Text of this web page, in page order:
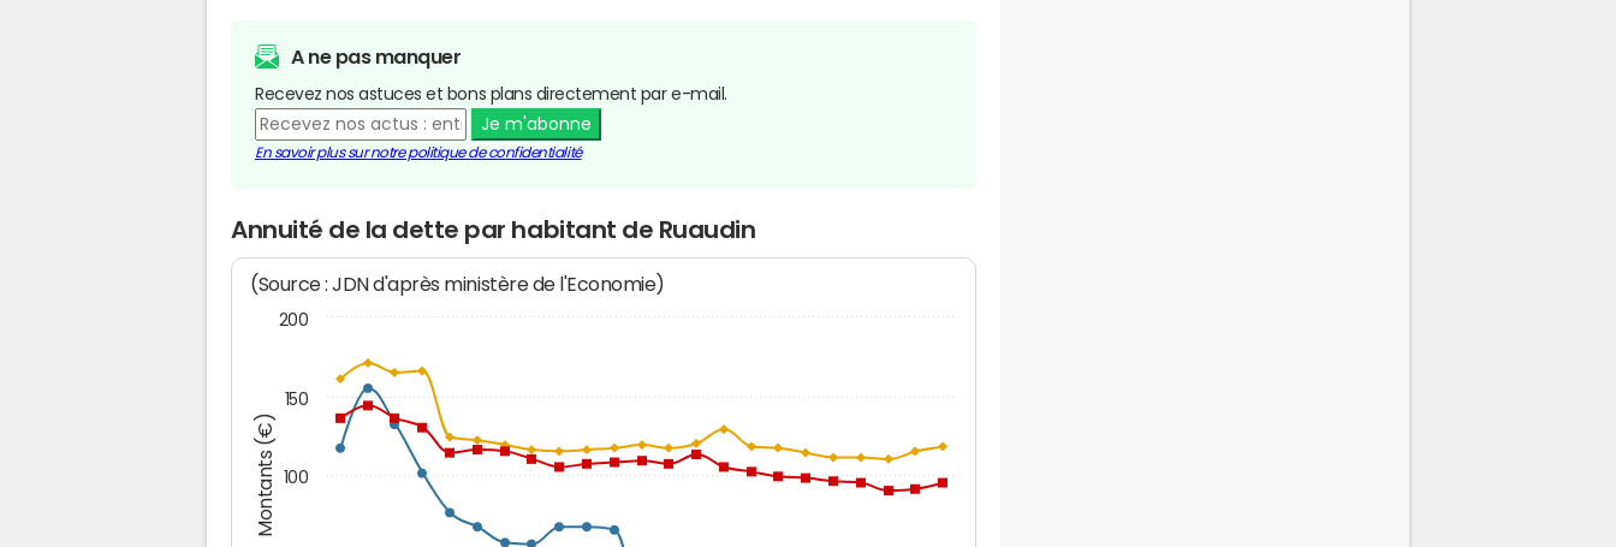
A ne pas manquer
Recevez nos astuces et bons plans directement par e-mail.
Je m'abonne
En savoir plus sur notre politique de confidentialité
Annuité de la dette par habitant de Ruaudin
Montants (€)
(Source : JDN d'après ministère de l'Economie)
100
150
200